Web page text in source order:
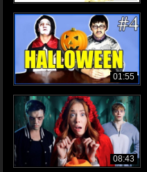
01:55
08:43